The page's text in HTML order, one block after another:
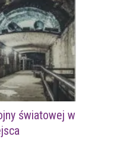
światowej w